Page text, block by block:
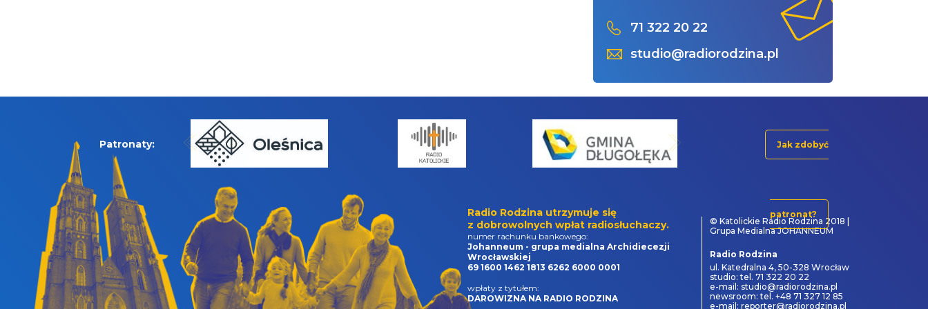
71 322 20 22
studio@radiorodzina.pl
Patronaty: Jak zdobyć
patronat?
Radio Rodzina utrzymuje się
z dobrowolnych wpłat radiosłuchaczy.
numer rachunku bankowego:
Johanneum - grupa medialna Archidiecezji
Wrocławskiej
69 1600 1462 1813 6262 6000 0001
wpłaty z tytułem:
DAROWIZNA NA RADIO RODZINA
© Katolickie Radio Rodzina 2018 |
Grupa Medialna JOHANNEUM
Radio Rodzina
ul. Katedralna 4, 50-328 Wrocław
studio: tel. 71 322 20 22
e-mail: studio@radiorodzina.pl
newsroom: tel. +48 71 327 12 85
e-mail: reporter@radiorodzina.pl